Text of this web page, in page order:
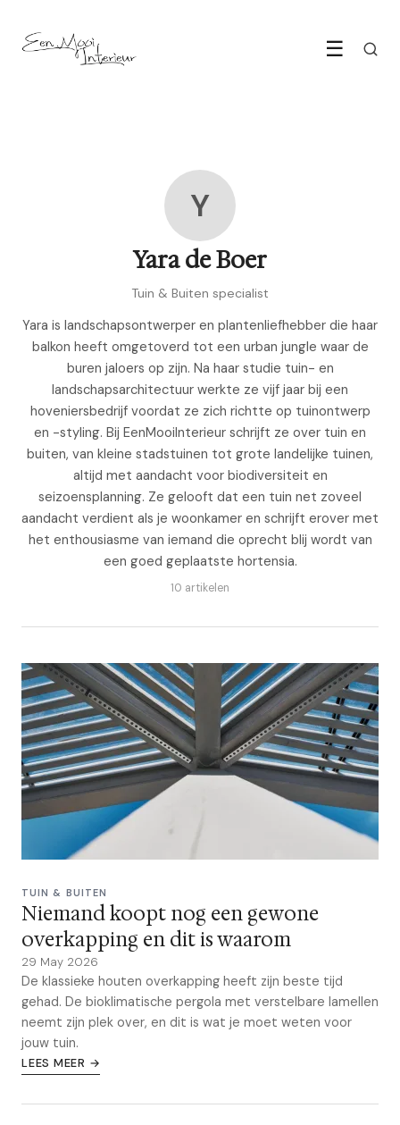
☰
Y
Yara de Boer
Tuin & Buiten specialist
Yara is landschapsontwerper en plantenliefhebber die haar
balkon heeft omgetoverd tot een urban jungle waar de
buren jaloers op zijn. Na haar studie tuin- en
landschapsarchitectuur werkte ze vijf jaar bij een
hoveniersbedrijf voordat ze zich richtte op tuinontwerp
en -styling. Bij EenMooiInterieur schrijft ze over tuin en
buiten, van kleine stadstuinen tot grote landelijke tuinen,
altijd met aandacht voor biodiversiteit en
seizoensplanning. Ze gelooft dat een tuin net zoveel
aandacht verdient als je woonkamer en schrijft erover met
het enthousiasme van iemand die oprecht blij wordt van
een goed geplaatste hortensia.
10 artikelen
TUIN & BUITEN
Niemand koopt nog een gewone
overkapping en dit is waarom
29 May 2026
De klassieke houten overkapping heeft zijn beste tijd
gehad. De bioklimatische pergola met verstelbare lamellen
neemt zijn plek over, en dit is wat je moet weten voor
jouw tuin.
LEES MEER →